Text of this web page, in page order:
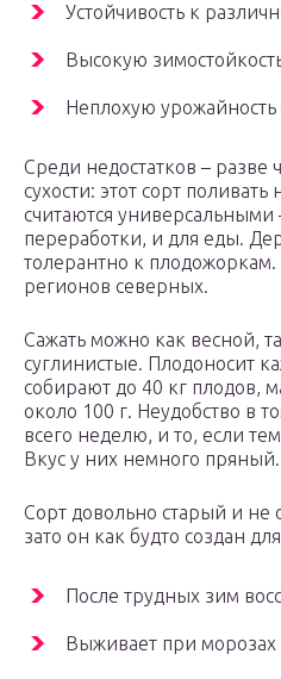
Устойчивость к
Высокую
Неплохую
Среди недостатков – разве
сухости: этот сорт
считаются
переработки, и для еды.
толерантно к
регионов северных.
Сажать можно как весной,
суглинистые. Плодоносит
собирают до 40 кг плодов,
около 100 г. Неудобство в
всего неделю, и то, если
Вкус у них немного пряный.
Сорт довольно старый и
зато он как будто создан
После трудных зим
Выживает при морозах